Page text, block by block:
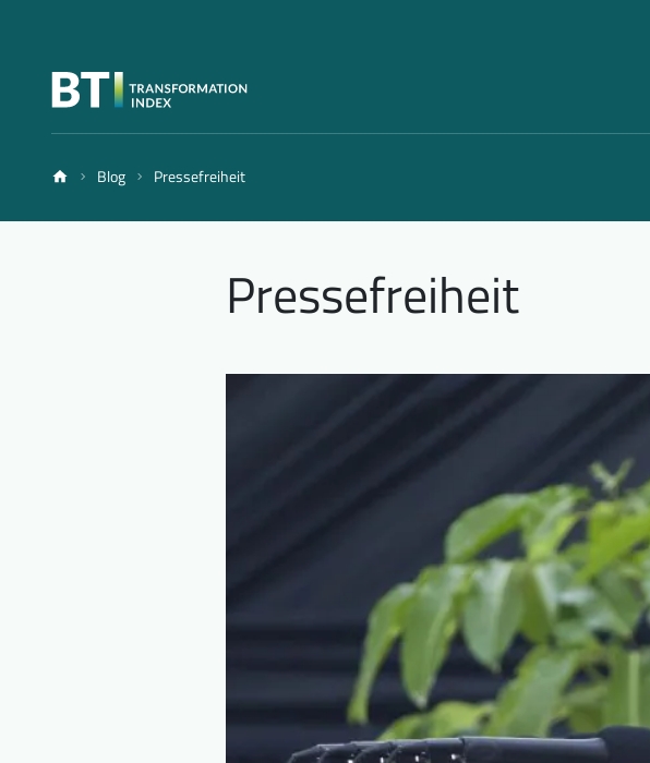
Blog Pressefreiheit
Pressefreiheit